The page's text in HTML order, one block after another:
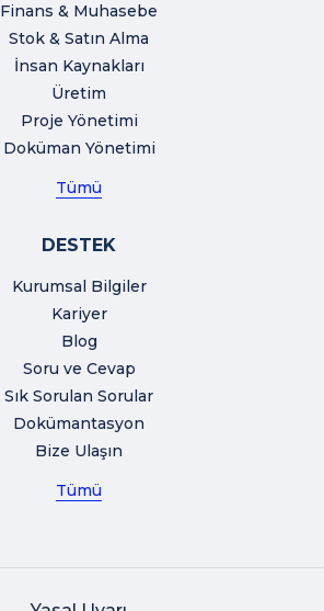
Finans & Muhasebe
Stok & Satın Alma
İnsan Kaynakları
Üretim
Proje Yönetimi
Doküman Yönetimi
Tümü
DESTEK
Kurumsal Bilgiler
Kariyer
Blog
Soru ve Cevap
Sık Sorulan Sorular
Dokümantasyon
Bize Ulaşın
Tümü